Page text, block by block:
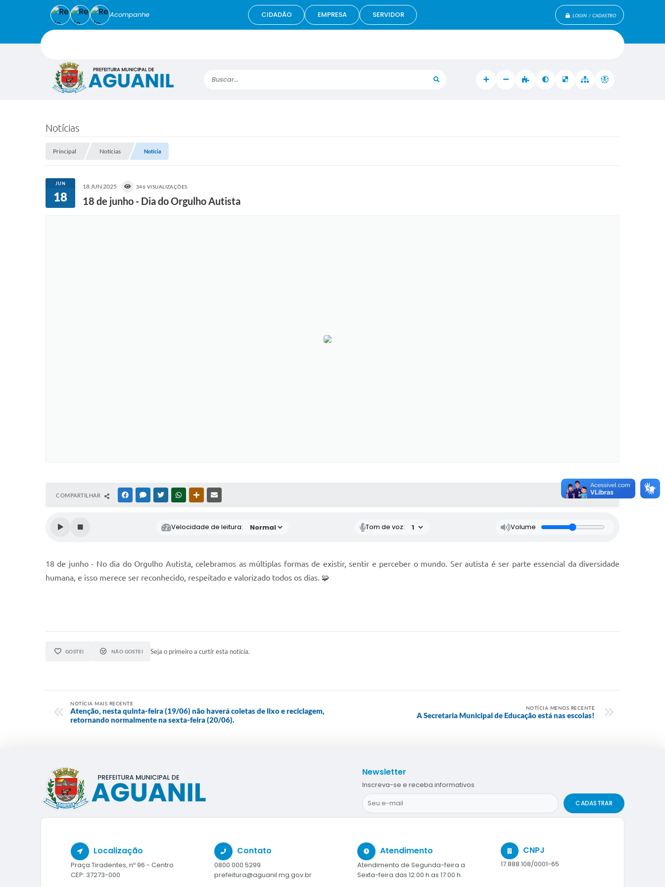
LOGIN / CADASTRO
Buscar...
Acompanhe CIDADÃO EMPRESA SERVIDOR
Notícias
Principal Notícias Notícia
JUN
18
18 JUN 2025 346 VISUALIZAÇÕES
18 de junho - Dia do Orgulho Autista
COMPARTILHAR FACEBOOKMESSENGER
TWITTERWHATSAPPOUTRAS MÍDIAS
Velocidade de leitura: Tom de voz: Volume
18 de junho - No dia do Orgulho Autista, celebramos as múltiplas formas de existir, sentir e perceber o mundo. Ser autista é ser parte essencial da diversidade
humana, e isso merece ser reconhecido, respeitado e valorizado todos os dias. 🧩
GOSTEI NÃO GOSTEI Seja o primeiro a curtir esta notícia.
NOTÍCIA MAIS RECENTE
Atenção, nesta quinta-feira (19/06) não haverá coletas de lixo e reciclagem,
retornando normalmente na sexta-feira (20/06).
NOTÍCIA MENOS RECENTE
A Secretaria Municipal de Educação está nas escolas!
Localização
Praça Tiradentes, nº 96 - Centro
CEP: 37273-000
Contato
0800 000 5299
prefeitura@aguanil.mg.gov.br
Atendimento
Atendimento de Segunda-feira a
Sexta-feira das 12:00 h as 17:00 h.
CNPJ
17.888.108/0001-65
Newsletter
Inscreva-se e receba informativos
CADASTRAR